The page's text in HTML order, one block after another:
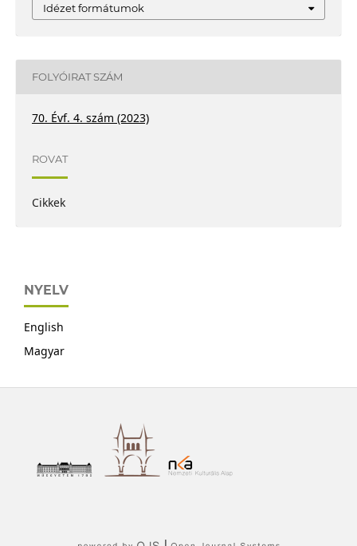
Idézet formátumok
FOLYÓIRAT SZÁM
70. Évf. 4. szám (2023)
ROVAT
Cikkek
NYELV
English
Magyar